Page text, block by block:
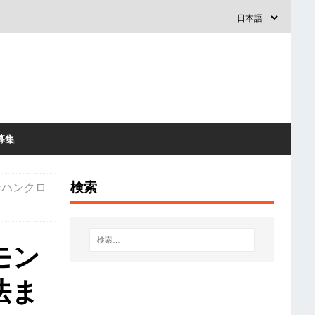
集
ンクロ
ン
検索